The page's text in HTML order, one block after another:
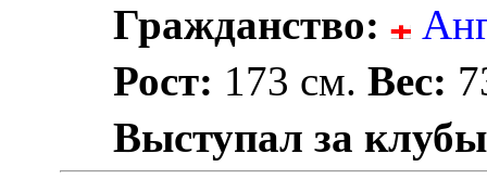
Гражданство:
Рост: 173 см.Вес:
Выступал за